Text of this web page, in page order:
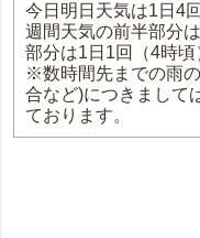
今日明日天気は1日4
週間天気の前半部分
部分は1日1回（4時頃
※数時間先までの雨
合など)につきまして
ております。